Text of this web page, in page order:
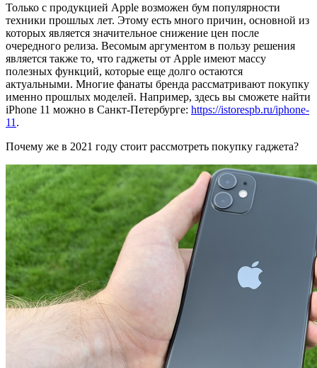
Только с продукцией Apple возможен бум популярности
техники прошлых лет. Этому есть много причин, основной из
которых является значительное снижение цен после
очередного релиза. Весомым аргументом в пользу решения
является также то, что гаджеты от Apple имеют массу
полезных функций, которые еще долго остаются
актуальными. Многие фанаты бренда рассматривают покупку
именно прошлых моделей. Например, здесь вы сможете найти
iPhone 11 можно в Санкт-Петербурге: https://istorespb.ru/iphone-
11 .
Почему же в 2021 году стоит рассмотреть покупку гаджета?